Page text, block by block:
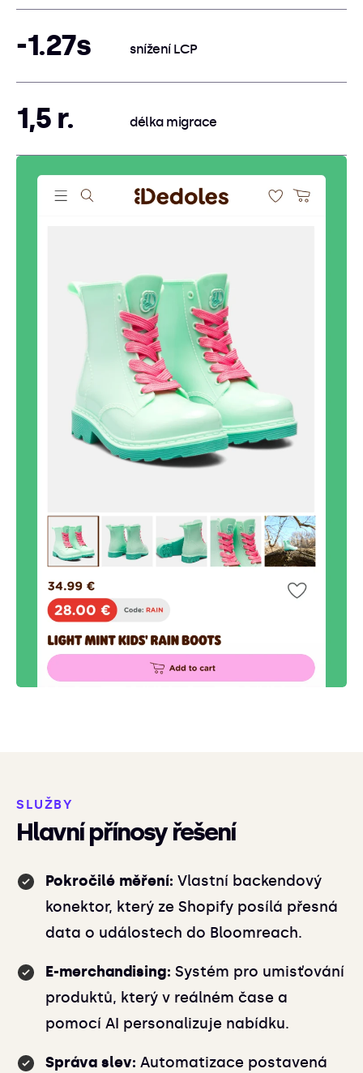
-1.27s snížení LCP
1,5 r. délka migrace
SLUŽBY
Hlavní přínosy řešení
Pokročilé měření: Vlastní backendový
konektor, který ze Shopify posílá přesná
data o událostech do Bloomreach.
E-merchandising: Systém pro umisťování
produktů, který v reálném čase a
pomocí AI personalizuje nabídku.
Správa slev: Automatizace postavená